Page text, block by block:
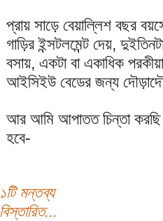
প্রায় সাড়ে বেয়াল্লিশ বছর
গাড়ির ইন্সটলমেন্ট দেয়,
বসায়, একটা বা একাধিক
আইসিইউ বেডের জন্য
আর আমি আপাতত চিন্তা করছি
হবে-
১টি মন্তব্য
বিস্তারিত...